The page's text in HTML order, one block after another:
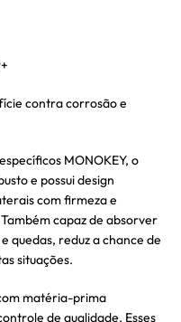
contra corrosão e
MONOKEY, o
e possui design
com firmeza e
capaz de absorver
quedas, reduz a chance de
situações.
matéria-prima
de qualidade. Esses